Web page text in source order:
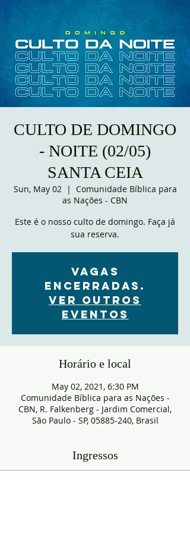
CULTO DE DOMINGO
- NOITE (02/05)
SANTA CEIA
Sun, May 02
  |
Comunidade Bíblica para
as Nações - CBN
Este é o nosso culto de domingo. Faça já
sua reserva.
VAGAS
ENCERRADAS.
Ver outros
eventos
Horário e local
May 02, 2021, 6:30 PM
Comunidade Bíblica para as Nações -
CBN, R. Falkenberg - Jardim Comercial,
São Paulo - SP, 05885-240, Brasil
Ingressos